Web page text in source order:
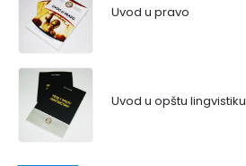
Uvod u pravo
Uvod u opštu lingvistiku